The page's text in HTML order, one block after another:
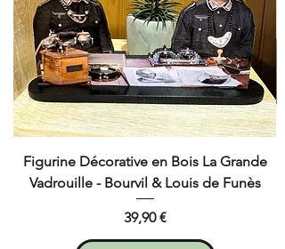
Figurine Décorative en Bois La Grande
Vadrouille - Bourvil & Louis de Funès
Prix
39,90 €